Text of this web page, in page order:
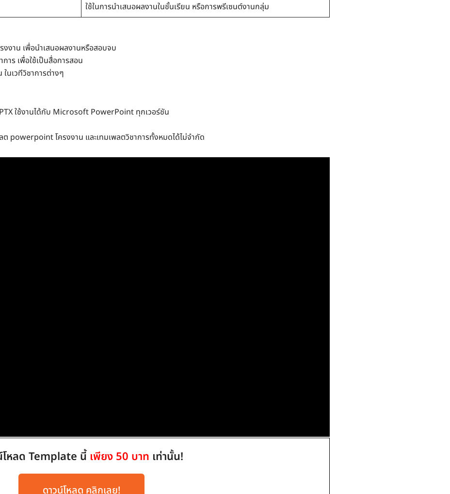
ใช้ในการนำเสนอผลงานในชั้นเรียน หรือการพรีเซนต์งานกลุ่ม
งาน เพื่อนำเสนอผลงานหรือสอบจบ
ร เพื่อใช้เป็นสื่อการสอน
นเวทีวิชาการต่างๆ
ใช้งานได้กับ Microsoft PowerPoint ทุกเวอร์ชัน
powerpoint โครงงาน และเทมเพลตวิชาการทั้งหมดได้ไม่จำกัด
โหลด Template นี้ เพียง 50 บาท เท่านั้น!
ดาวน์โหลด คลิกเลย!